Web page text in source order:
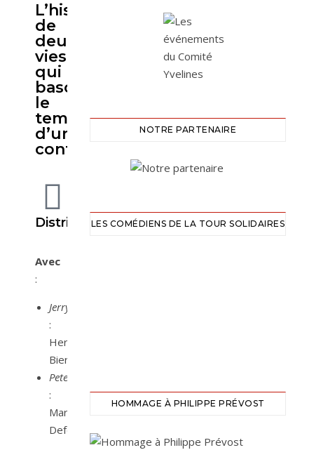
L’histoire
de
deux
vies
qui
basculent
le
temps
d’une
confrontation
Distribution
Avec
:
Jerry
:
Hervé
Bierjon
Peter
:
Marc
Defosse
NOTRE PARTENAIRE
LES COMÉDIENS DE LA TOUR SOLIDAIRES
HOMMAGE À PHILIPPE PRÉVOST